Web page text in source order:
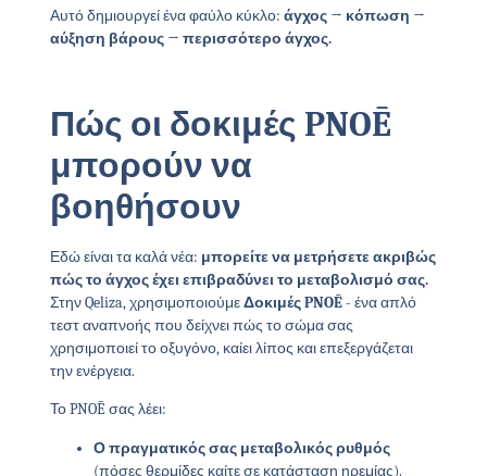
Αυτό δημιουργεί ένα φαύλο κύκλο: άγχος → κόπωση →
αύξηση βάρους → περισσότερο άγχος.
Πώς οι δοκιμές PNOĒ
μπορούν να
βοηθήσουν
Εδώ είναι τα καλά νέα: μπορείτε να μετρήσετε ακριβώς
πώς το άγχος έχει επιβραδύνει το μεταβολισμό σας.
Στην Qeliza, χρησιμοποιούμεΔοκιμές PNOĒ- ένα απλό
τεστ αναπνοής που δείχνει πώς το σώμα σας
χρησιμοποιεί το οξυγόνο, καίει λίπος και επεξεργάζεται
την ενέργεια.
Το PNOĒ σας λέει:
Ο πραγματικός σας μεταβολικός ρυθμός
(πόσες θερμίδες καίτε σε κατάσταση ηρεμίας).